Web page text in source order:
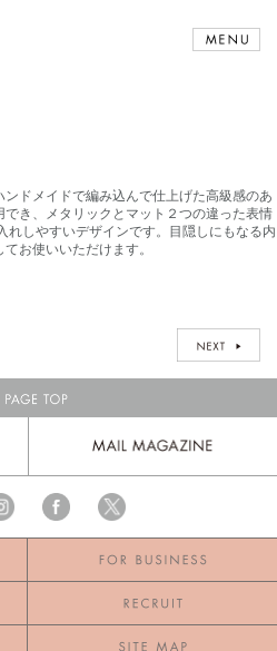
ドメイドで編み込んで仕上げた高級感のあ
き、メタリックとマット２つの違った表情
れしやすいデザインです。目隠しにもなる内
お使いいただけます。